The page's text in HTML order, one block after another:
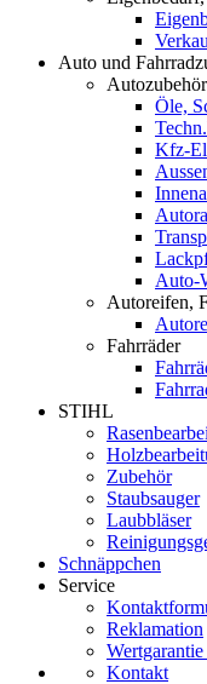
Auto und
Autozubehör
Öle,
Kfz-
Auto-
Autoreifen,
Fahrräder
STIHL
Zubehör
Staubsauger
Laubbläser
Schnäppchen
Service
Reklamation
Kontakt